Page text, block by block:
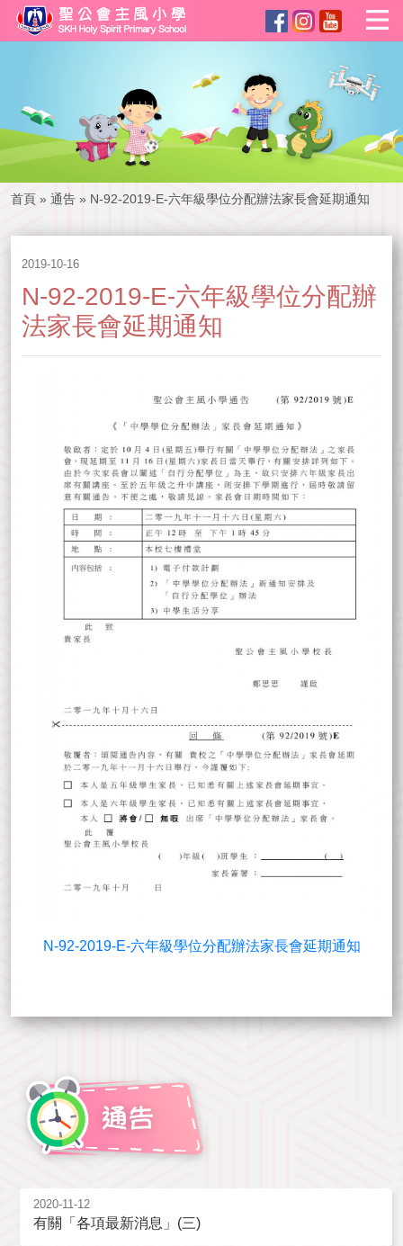
首頁 » 通告 » N-92-2019-E-六年級學位分配辦法家長會延期通知
2019-10-16
N-92-2019-E-六年級學位分配辦
法家長會延期通知
N-92-2019-E-六年級學位分配辦法家長會延期通知
2020-11-12
有關「各項最新消息」(三)